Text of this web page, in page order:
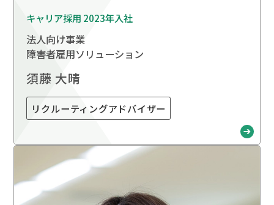
キャリア採用 2023年入社
法人向け事業
障害者雇用ソリューション
須藤 大晴
リクルーティングアドバイザー